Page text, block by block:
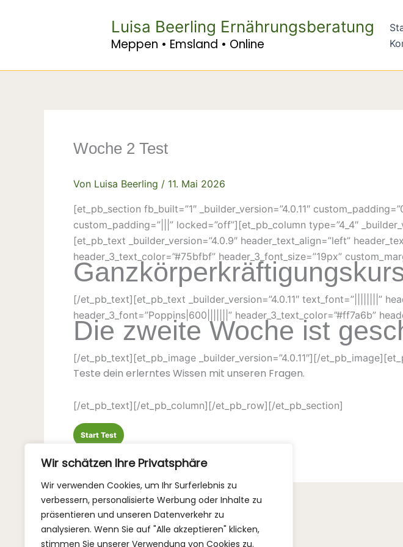
Wir schätzen Ihre Privatsphäre
Wir verwenden Cookies, um Ihr Surferlebnis zu
verbessern, personalisierte Werbung oder Inhalte zu
präsentieren und unseren Datenverkehr zu
analysieren. Wenn Sie auf "Alle akzeptieren" klicken,
stimmen Sie unserer Verwendung von Cookies zu.
Luisa Beerling Ernährungsberatung
Meppen • Emsland • Online
Woche 2 Test
Von Luisa Beerling / 11. Mai 2026
[et_pb_section fb_built=”1″ _builder_version=”4.0.11″
custom_padding=”|||” locked=”off”][et_pb_column type=”4_4″
[et_pb_text _builder_version=”4.0.9″ header_text_align=”left”
header_3_text_color=”#75bfbf” header_3_font_size=”19px”
[/et_pb_text][et_pb_text _builder_version=”4.0.11″ text_font=”||||||||”
header_3_font=”Poppins|600|||||||” header_3_text_color=”#ff7a6b”
Die zweite Woche ist
[/et_pb_text][et_pb_image _builder_version=”4.0.11″][/
Teste dein erlerntes Wissen mit unseren Fragen.
[/et_pb_text][/et_pb_column][/et_pb_row][/et_pb_section]